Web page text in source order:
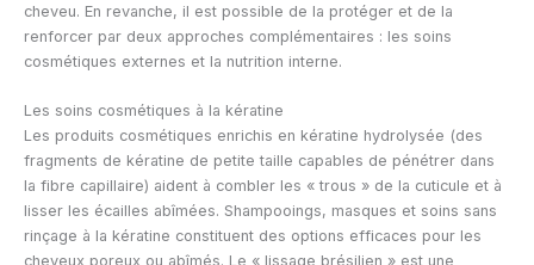
cheveu. En revanche, il est possible de la protéger et de la
renforcer par deux approches complémentaires : les soins
cosmétiques externes et la nutrition interne.
Les soins cosmétiques à la kératine
Les produits cosmétiques enrichis en kératine hydrolysée (des
fragments de kératine de petite taille capables de pénétrer dans
la fibre capillaire) aident à combler les « trous » de la cuticule et à
lisser les écailles abîmées. Shampooings, masques et soins sans
rinçage à la kératine constituent des options efficaces pour les
cheveux poreux ou abîmés. Le « lissage brésilien » est une